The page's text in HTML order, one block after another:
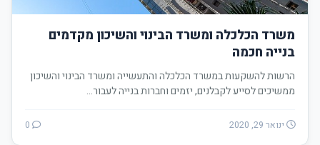
משרד הכלכלה ומשרד הבינוי והשיכון מקדמים
בנייה חכמה
הרשות להשקעות במשרד הכלכלה והתעשייה ומשרד הבינוי והשיכון
ממשיכים לסייע לקבלנים, יזמים וחברות בנייה לעבור…
ינואר 29, 2020